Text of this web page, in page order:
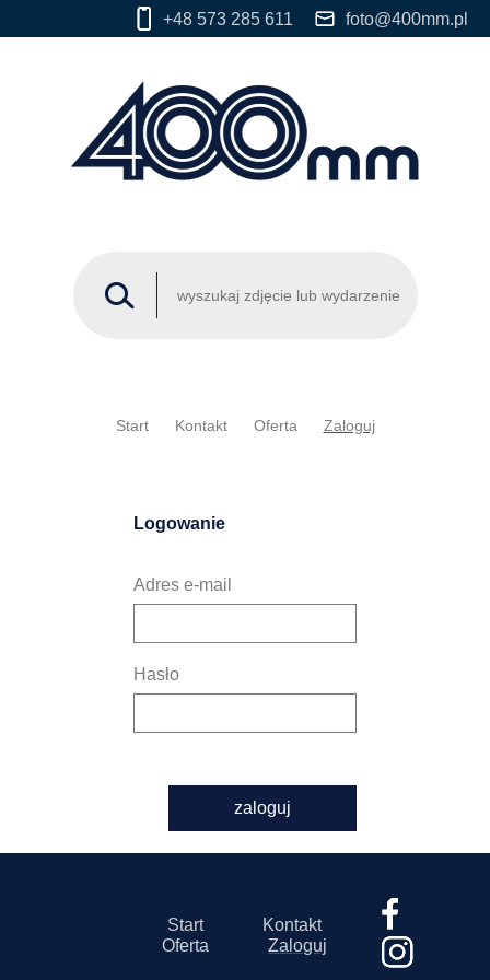
+48 573 285 611 foto@400mm.pl
Start Kontakt Oferta Zaloguj
Logowanie
Adres e-mail
Hasło
zaloguj
Start
Kontakt
Oferta
Zaloguj